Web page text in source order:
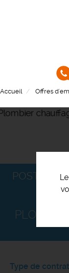
Accueil Offres
POSTULEZ
Type de contrat